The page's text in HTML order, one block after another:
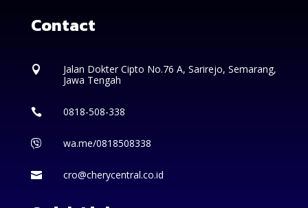
Contact

Jalan Dokter Cipto No.76 A, Sarirejo, Semarang,
Jawa Tengah
 0818-508-338
 wa.me/0818508338
 cro@cherycentral.co.id